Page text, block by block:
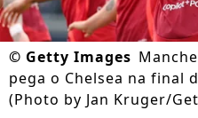
© Getty Images
pega o Chelsea na final
(Photo by Jan Kruger/